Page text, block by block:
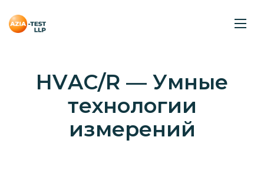
HVAC/R — Умные
технологии
измерений